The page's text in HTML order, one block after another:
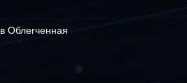
Облегченная